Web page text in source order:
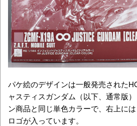
パケ絵のデザインは一般発売された
ャスティスガンダム（以下、通常版
ン商品と同じ単色カラーで、右上に
ロゴが入っています。